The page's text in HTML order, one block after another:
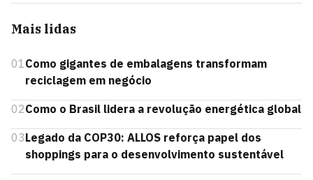
Mais lidas
01Como gigantes de embalagens transformam
reciclagem em negócio
02Como o Brasil lidera a revolução energética global
03Legado da COP30: ALLOS reforça papel dos
shoppings para o desenvolvimento sustentável